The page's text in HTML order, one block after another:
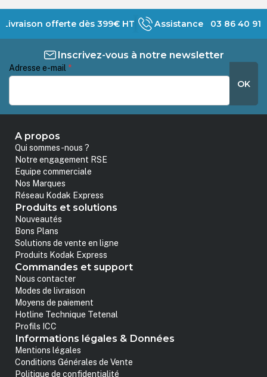
Livraison offerte dès 399€ HT Assistance 03 86 40 91
Inscrivez-vous à notre newsletter
Adresse e-mail *
OK
A propos
Qui sommes-nous ?
Notre engagement RSE
Equipe commerciale
Nos Marques
Réseau Kodak Express
Produits et solutions
Nouveautés
Bons Plans
Solutions de vente en ligne
Produits Kodak Express
Commandes et support
Nous contacter
Modes de livraison
Moyens de paiement
Hotline Technique Tetenal
Profils ICC
Informations légales & Données
Mentions légales
Conditions Générales de Vente
Politique de confidentialité